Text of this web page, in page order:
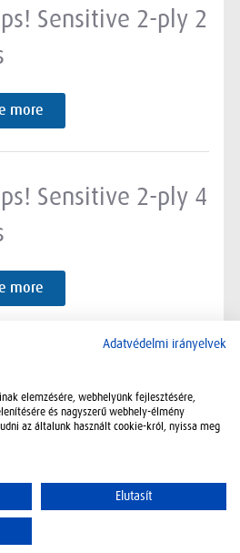
Sensitive 2-ply 2
more
Sensitive 2-ply 4
more
Company data
Adatvédelmi irányelvek
elemzésére, webhelyünk fejlesztésére,
és nagyszerű webhely-élmény
az általunk használt cookie-król, nyissa meg
Elutasít